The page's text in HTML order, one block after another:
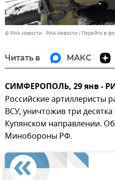
© РИА Новости . РИА Новости Перейти в
Читать в МАКС
СИМФЕРОПОЛЬ, 29 янв -
Российские артиллеристы
ВСУ, уничтожив три
Купянском направлении.
Минобороны РФ.